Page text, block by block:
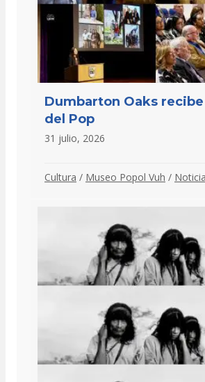
Dumbarton Oaks
del Pop
31 julio, 2026
Cultura / Museo Popol Vuh /